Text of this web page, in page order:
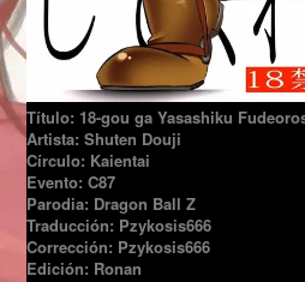
Título: 18-gou ga Yasashiku
Artista: Shuten Douji
Círculo: Kaientai
Evento: C87
Parodia: Dragon Ball Z
Traducción: Pzykosis666
Corrección: Pzykosis666
Edición: Ronan